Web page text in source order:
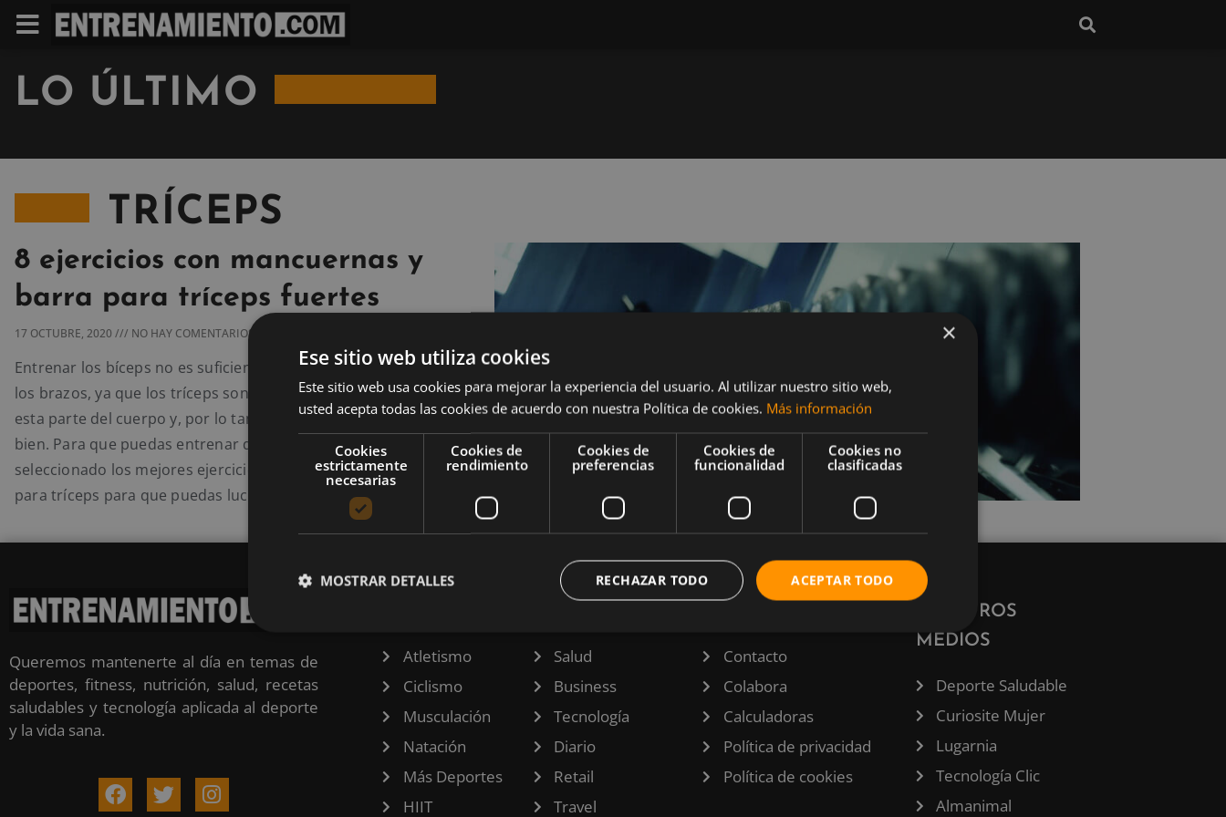
LO ÚLTIMO
TRÍCEPS
8 ejercicios con mancuernas y
barra para tríceps fuertes
17 OCTUBRE, 2020 NO HAY COMENTARIOS
Entrenar los bíceps no es suficiente para ganar musculatura en
los brazos, ya que los tríceps son el 60% de la masa muscular de
esta parte del cuerpo y, por lo tanto, es importante trabajarlos
bien. Para que puedas entrenar de manera correcta, hemos
seleccionado los mejores ejercicios con mancuernas y barra
para tríceps para que puedas lucir unos brazos muy tonificados.
Queremos mantenerte al día en temas de
deportes, fitness, nutrición, salud, recetas
saludables y tecnología aplicada al deporte
y la vida sana.
Atletismo
Ciclismo
Musculación
Natación
Más Deportes
HIIT
Salud
Business
Tecnología
Diario
Retail
Travel
Contacto
Colabora
Calculadoras
Política de privacidad
Política de cookies
NUESTROS
MEDIOS
Deporte Saludable
Curiosite Mujer
Lugarnia
Tecnología Clic
Almanimal
×
Ese sitio web utiliza cookies
Este sitio web usa cookies para mejorar la experiencia del usuario. Al utilizar nuestro sitio web,
usted acepta todas las cookies de acuerdo con nuestra Política de cookies. Más información
Cookies
estrictamente
necesarias
Cookies de
rendimiento
Cookies de
preferencias
Cookies de
funcionalidad
Cookies no
clasificadas
ACEPTAR TODO
RECHAZAR TODO
MOSTRAR DETALLES